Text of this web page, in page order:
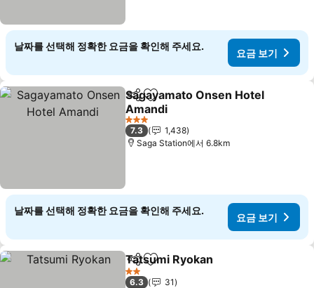
날짜를 선택해 정확한 요금을 확인해 주세요.
요금 보기
공유 즐겨찾기에 추가
Sagayamato Onsen Hotel
Amandi
요금 보기
3 성급
7.3
1,438
Saga Station에서 6.8km
날짜를 선택해 정확한 요금을 확인해 주세요.
요금 보기
공유 즐겨찾기에 추가
Tatsumi Ryokan
2 성급
6.3
31